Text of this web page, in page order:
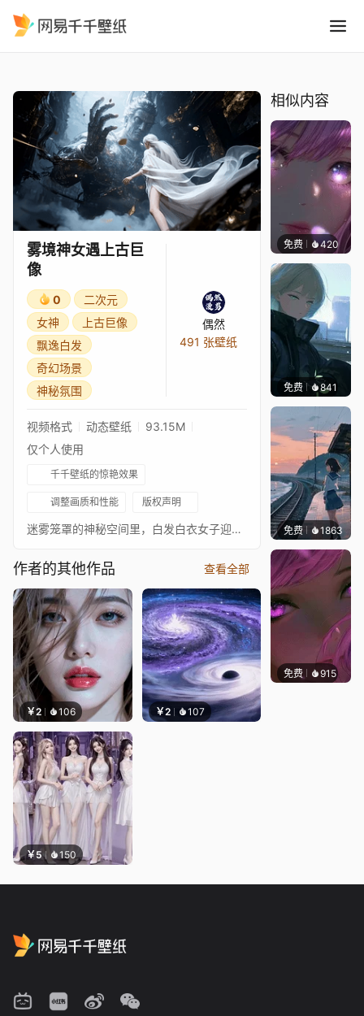
雾境神女遇上古巨
像
0
二次元
女神
上古巨像
飘逸白发
奇幻场景
神秘氛围
偶然
491 张壁纸
视频格式 动态壁纸
93.15M
仅个人使用
千千壁纸的惊艳效果
调整画质和性能 版权声明
迷雾笼罩的神秘空间里，白发白衣女子迎风伫立，一尊巨型上古神像探身而出，氛围神秘悠远。
作者的其他作品 查看全部
￥2 106 ￥2 107
￥5 150
相似内容
免费 420辰东
免费 841辰东
免费 1863辰东
免费 915辰东